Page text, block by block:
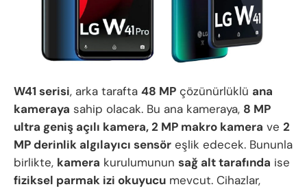
W41 serisi, arka tarafta 48 MP çözünürlüklü ana
kameraya sahip olacak. Bu ana kameraya, 8 MP
ultra geniş açılı kamera, 2 MP makro kamera ve 2
MP derinlik algılayıcı sensör eşlik edecek. Bununla
birlikte, kamera kurulumunun sağ alt tarafında ise
fiziksel parmak izi okuyucu mevcut. Cihazlar,